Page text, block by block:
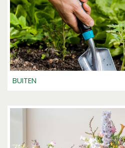
BUITEN